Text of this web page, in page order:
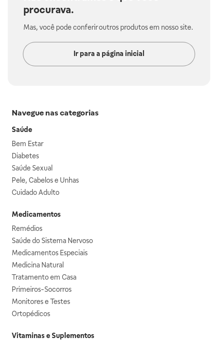
procurava.
Mas, você pode conferir outros produtos em nosso site.
Ir para a página inicial
Navegue nas categorias
Saúde
Bem Estar
Diabetes
Saúde Sexual
Pele, Cabelos e Unhas
Cuidado Adulto
Medicamentos
Remédios
Saúde do Sistema Nervoso
Medicamentos Especiais
Medicina Natural
Tratamento em Casa
Primeiros-Socorros
Monitores e Testes
Ortopédicos
Vitaminas e Suplementos